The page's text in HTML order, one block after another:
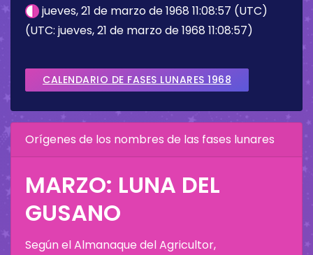
jueves, 21 de marzo de 1968 11:08:57 (UTC)
(UTC: jueves, 21 de marzo de 1968 11:08:57)
CALENDARIO DE FASES LUNARES 1968
Orígenes de los nombres de las fases lunares
MARZO: LUNA DEL
GUSANO
Según el Almanaque del Agricultor,